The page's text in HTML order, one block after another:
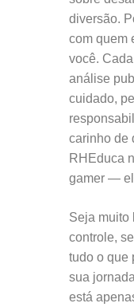
diversão.
com quem
você.
análise
cuidado,
carinho de
RHEduca
gamer —
Seja muito
controle,
tudo o que
sua
está